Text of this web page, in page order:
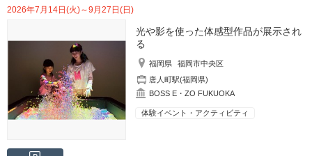
2026年7月14日(火)～9月27日(日)
光や影を使った体感型作品が展示され
る
福岡県
福岡市中央区
唐人町駅(福岡県)
BOSS E・ZO FUKUOKA
体験イベント・アクティビティ